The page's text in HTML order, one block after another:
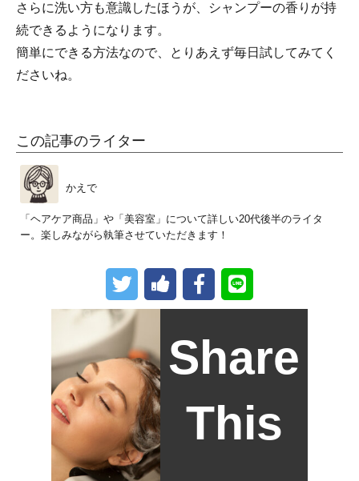
さらに洗い方も意識したほうが、シャンプーの香りが持
続できるようになります。
簡単にできる方法なので、とりあえず毎日試してみてく
ださいね。
この記事のライター
かえで
「ヘアケア商品」や「美容室」について詳しい20代後半のライタ
ー。楽しみながら執筆させていただきます！
Share
This